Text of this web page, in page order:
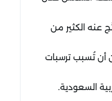
عنه الكثير من
أن تُسبب ترسبات
السعودية.